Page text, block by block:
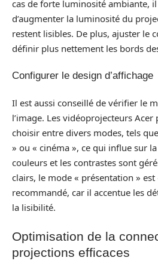
cas de forte luminosité ambiante,
d’augmenter la luminosité du
restent lisibles. De plus, ajuster le
définir plus nettement les bords
Configurer le design d’affichage
Il est aussi conseillé de vérifier le
l’image. Les vidéoprojecteurs
choisir entre divers modes, tels
» ou « cinéma », ce qui influe sur
couleurs et les contrastes sont
clairs, le mode « présentation »
recommandé, car il accentue les
la lisibilité.
Optimisation de la
projections efficaces